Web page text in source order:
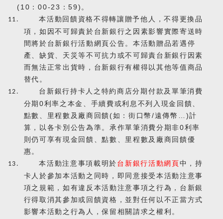
(10 ：00-23 ：59)。
11. 本活動回饋資格不得轉讓贈予他人，不得更換品
項， 如因不可歸責於台新銀行之因素影響實際寄送時
間將於台新銀行活動網頁公告。本活動贈品若遇停
產、缺貨、天災等不可抗力或不可歸責台新銀行因素
而無法正常出貨時，台新銀行有權得以其他等值商品
替代。
12.
台新銀行持卡人之特約商店分期付款及單筆消費
分期0利率之本金、手續費或利息不列入現金回饋、
點數、里程數及廠商回饋(如：街口幣/遠傳幣… )計
算，以各卡別公告為準。承作單筆消費分期非0利率
則仍可享有現金回饋、點數、里程數及廠商回饋優
惠。
13. 本活動注意事項載明於台新銀行活動網頁中，持
卡人於參加本活動之同時，即同意接受本活動注意事
項之規範，如有違反本活動注意事項之行為，台新銀
行得取消其參加或回饋資格，並對任何以不正當方式
影響本活動之行為人，保留相關請求之權利。